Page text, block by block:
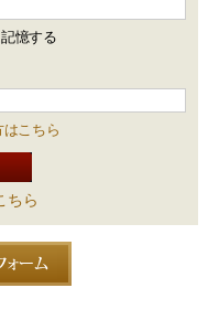
憶する
こちら
ちら